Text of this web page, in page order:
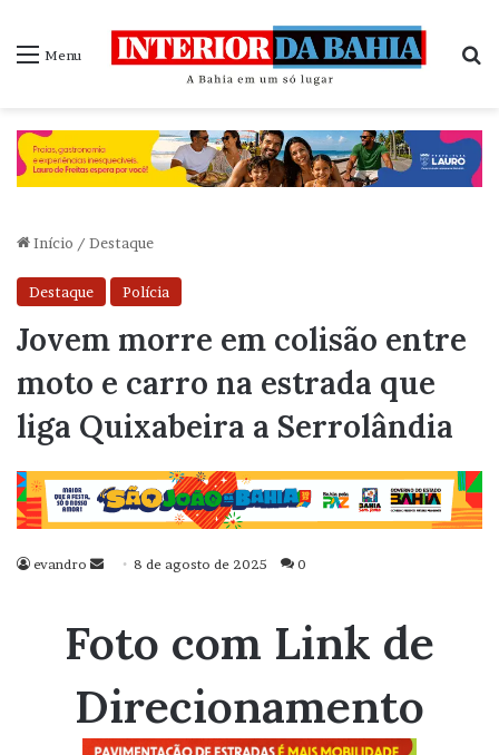
Menu
Início / Destaque
Destaque Polícia
Jovem morre em colisão entre
moto e carro na estrada que
liga Quixabeira a Serrolândia
evandro
Mande
mail
8 de agosto de 2025 0
Foto com Link de
Direcionamento